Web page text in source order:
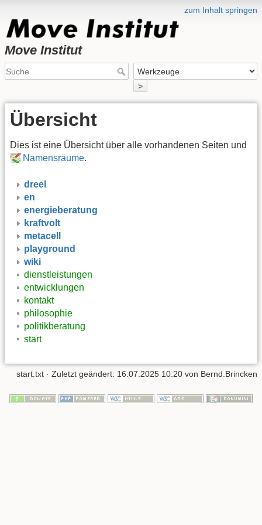
zum Inhalt springen
Move Institut
>
Übersicht
Dies ist eine Übersicht über alle vorhandenen Seiten und
Namensräume.
dreel
en
energieberatung
kraftvolt
metacell
playground
wiki
dienstleistungen
entwicklungen
kontakt
philosophie
politikberatung
start
start.txt · Zuletzt geändert: 16.07.2025 10:20 von Bernd.Brincken